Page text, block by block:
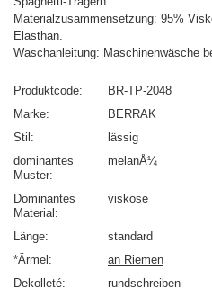
Materialzusammensetzung: 95%
Elasthan.
Waschanleitung: Maschinenwäsche
Produktcode
BR-TP-2048
Marke
BERRAK
Stil
lässig
dominantes
Muster
melanÅ¼
Dominantes
Material
viskose
Länge
standard
*Ärmel
an Riemen
Dekolleté
rundschreiben